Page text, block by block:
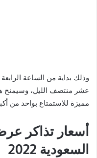
وذلك بداية من الساعة
عشر منتصف الليل، وسيمنح
مميزة للاستمتاع بواحد من
السعودية 2022